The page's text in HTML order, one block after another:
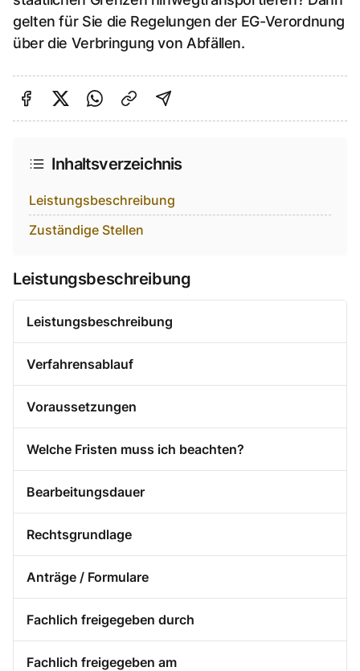
gelten für Sie die Regelungen der EG-Verordnung
über die Verbringung von Abfällen.
Auf Facebook teilen
Auf Twitter teilen
Per Link teilen
shareViaEmail
Inhaltsverzeichnis
Leistungsbeschreibung
Zuständige Stellen
Leistungsbeschreibung
Leistungsbeschreibung
Verfahrensablauf
Voraussetzungen
Welche Fristen muss ich beachten?
Bearbeitungsdauer
Rechtsgrundlage
Anträge / Formulare
Fachlich freigegeben durch
Fachlich freigegeben am